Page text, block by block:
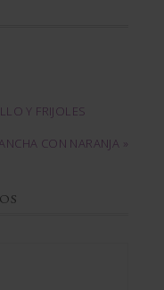
Y FRIJOLES
CON NARANJA »